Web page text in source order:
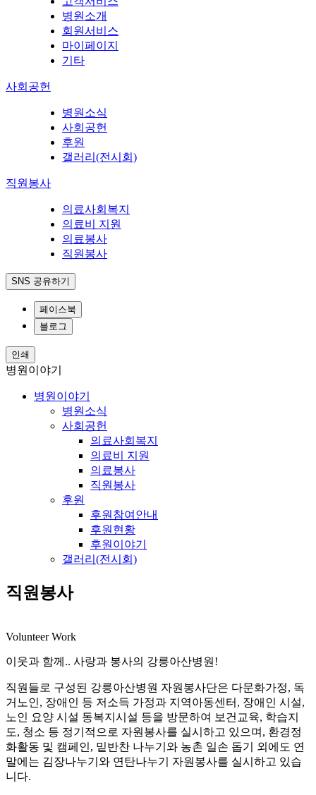
병원소개
회원서비스
마이페이지
기타
사회공헌
병원소식
사회공헌
후원
갤러리(전시회)
직원봉사
의료사회복지
의료비 지원
의료봉사
직원봉사
SNS 공유하기
페이스북
블로그
인쇄
병원이야기
병원이야기
병원소식
사회공헌
의료사회복지
의료비 지원
의료봉사
직원봉사
후원
후원참여안내
후원현황
후원이야기
갤러리(전시회)
직원봉사
Volunteer Work
이웃과 함께.. 사랑과 봉사의 강릉아산병원!
직원들로 구성된 강릉아산병원 자원봉사단은 다문화가정, 독
거노인, 장애인 등 저소득 가정과 지역아동센터, 장애인 시설,
노인 요양 시설 동복지시설 등을 방문하여 보건교육, 학습지
도, 청소 등 정기적으로 자원봉사를 실시하고 있으며, 환경정
화활동 및 캠페인, 밑반찬 나누기와 농촌 일손 돕기 외에도 연
말에는 김장나누기와 연탄나누기 자원봉사를 실시하고 있습
니다.